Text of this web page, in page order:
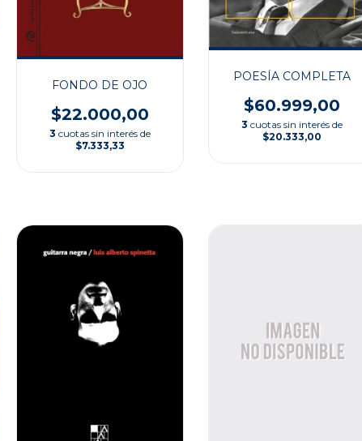
FONDO DE OJO
$22.000,00
3 cuotas sin interés de
$7.333,33
POESÍA COMPLETA
$60.999,00
3 cuotas sin interés de
$20.333,00